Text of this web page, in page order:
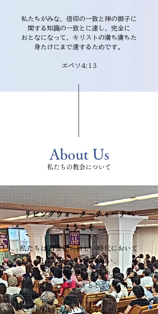
私たちがみな、信仰の一致と神の御子に
関する知識の一致とに達し、完全に
おとなになって、キリストの満ち満ちた
身たけにまで達するためです。
エペソ4:13
About Us
私たちの教会について
リビングウォーターチャーチへ
ようこそ
私たちは21世紀の新しい時代において
日本のリバイバルを願い、
ただ神様の御心を求め、
それに従って歩もうとしています。
リビングウォーターチャーチは
霊的に飢え渇いている人々に、